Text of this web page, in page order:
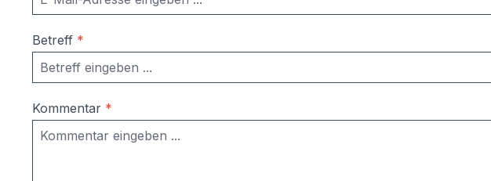
Betreff *
Kommentar *